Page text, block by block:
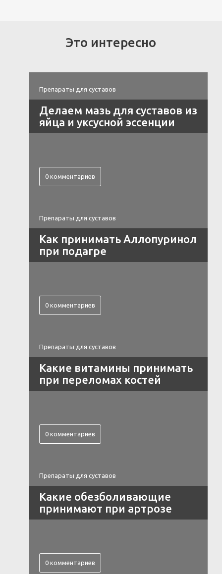
Это интересно
Препараты для суставов
Делаем мазь для суставов из
яйца и уксусной эссенции
0 комментариев
Препараты для суставов
Как принимать Аллопуринол
при подагре
0 комментариев
Препараты для суставов
Какие витамины принимать
при переломах костей
0 комментариев
Препараты для суставов
Какие обезболивающие
принимают при артрозе
0 комментариев